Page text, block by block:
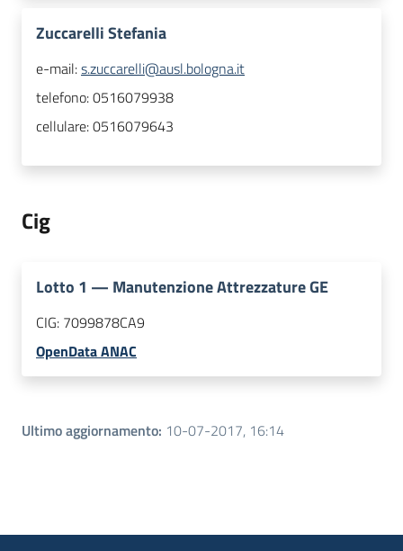
Zuccarelli Stefania
e-mail:s.zuccarelli@ausl.bologna.it
telefono:0516079938
cellulare:0516079643
Cig
Lotto 1 — Manutenzione Attrezzature GE
CIG: 7099878CA9
OpenData ANAC
Ultimo aggiornamento: 10-07-2017, 16:14